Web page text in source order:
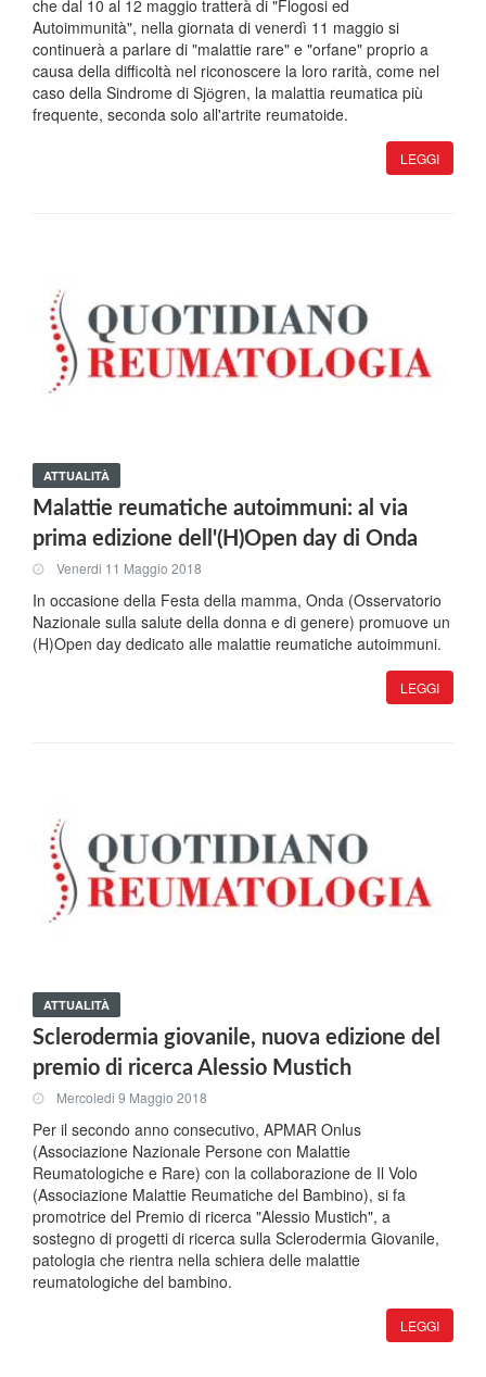
che dal 10 al 12 maggio tratterà di "Flogosi ed
Autoimmunità", nella giornata di venerdì 11 maggio si
continuerà a parlare di "malattie rare" e "orfane" proprio a
causa della difficoltà nel riconoscere la loro rarità, come nel
caso della Sindrome di Sjӧgren, la malattia reumatica più
frequente, seconda solo all'artrite reumatoide.
LEGGI
ATTUALITÀ
Malattie reumatiche autoimmuni: al via
prima edizione dell'(H)Open day di Onda
Venerdi 11 Maggio 2018
In occasione della Festa della mamma, Onda (Osservatorio
Nazionale sulla salute della donna e di genere) promuove un
(H)Open day dedicato alle malattie reumatiche autoimmuni.
LEGGI
ATTUALITÀ
Sclerodermia giovanile, nuova edizione del
premio di ricerca Alessio Mustich
Mercoledi 9 Maggio 2018
Per il secondo anno consecutivo, APMAR Onlus
(Associazione Nazionale Persone con Malattie
Reumatologiche e Rare) con la collaborazione de Il Volo
(Associazione Malattie Reumatiche del Bambino), si fa
promotrice del Premio di ricerca "Alessio Mustich", a
sostegno di progetti di ricerca sulla Sclerodermia Giovanile,
patologia che rientra nella schiera delle malattie
reumatologiche del bambino.
LEGGI